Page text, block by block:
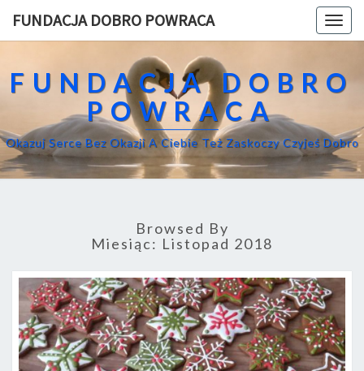
FUNDACJA DOBRO POWRACA
FUNDACJA DOBRO
POWRACA
Okazuj Serce Bez Okazji A Ciebie Też Zaskoczy Czyjeś Dobro
Browsed By
Miesiąc: Listopad 2018